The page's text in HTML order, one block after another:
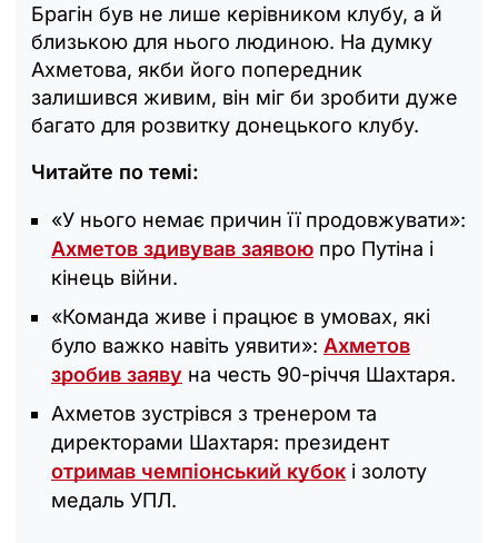
Брагін був не лише керівником клубу, а й
близькою для нього людиною. На думку
Ахметова, якби його попередник
залишився живим, він міг би зробити дуже
багато для розвитку донецького клубу.
Читайте по темі:
«У нього немає причин її продовжувати»:
Ахметов здивував заявою про Путіна і
кінець війни.
«Команда живе і працює в умовах, які
було важко навіть уявити»: Ахметов
зробив заяву на честь 90-річчя Шахтаря.
Ахметов зустрівся з тренером та
директорами Шахтаря: президент
отримав чемпіонський кубок і золоту
медаль УПЛ.